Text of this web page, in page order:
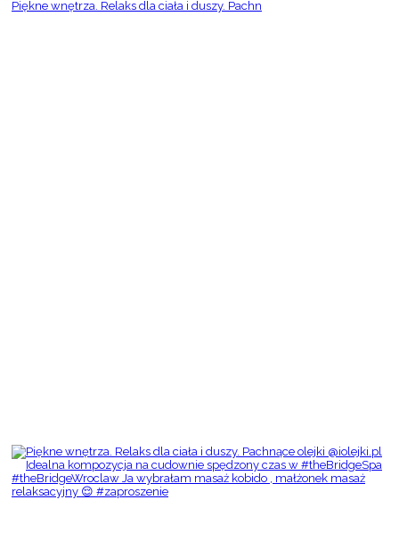
Piękne wnętrza. Relaks dla ciała i duszy. Pachn